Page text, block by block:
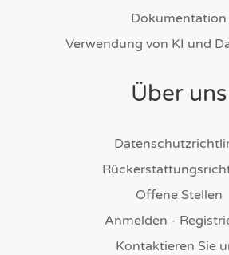
Dokumentation
Verwendung von KI und
Über uns
Offene Stellen
Anmelden -
Kontaktieren Sie